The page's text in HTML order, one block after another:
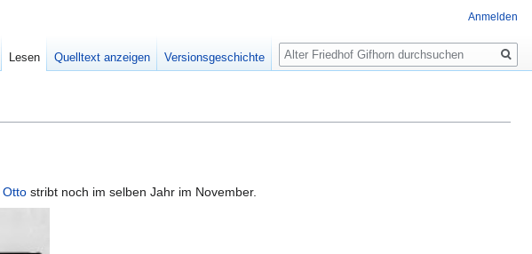
Otto stribt noch im selben Jahr im November.
Anmelden
Lesen Quelltext anzeigen Versionsgeschichte
Suche